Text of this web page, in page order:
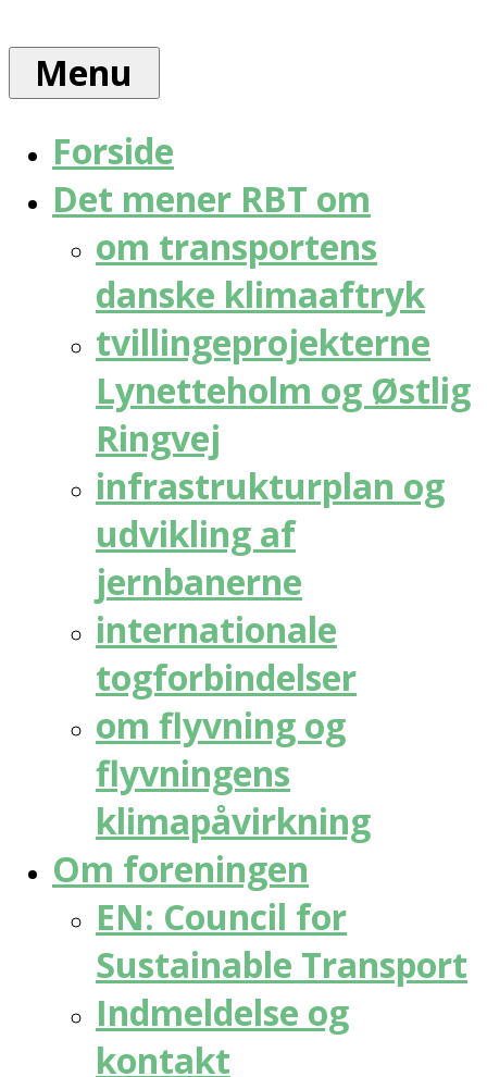
content
for
bæredygtig
trafik
Menu
Forside
Det mener RBT om
om transportens
danske klimaaftryk
tvillingeprojekterne
Lynetteholm og Østlig
Ringvej
infrastrukturplan og
udvikling af
jernbanerne
internationale
togforbindelser
om flyvning og
flyvningens
klimapåvirkning
Om foreningen
EN: Council for
Sustainable Transport
Indmeldelse og
kontakt